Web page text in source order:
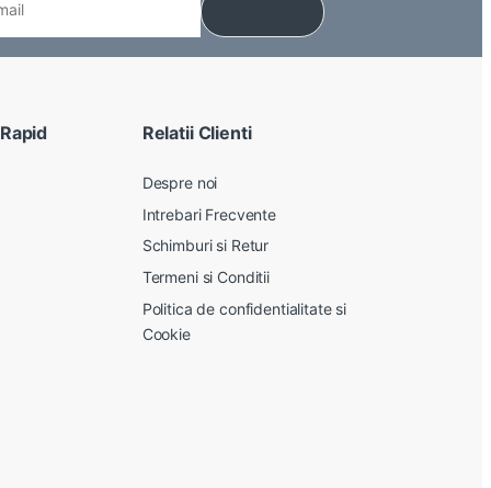
Relatii Clienti
Despre noi
Intrebari Frecvente
Schimburi si Retur
Termeni si Conditii
Politica de confidentialitate si
Cookie